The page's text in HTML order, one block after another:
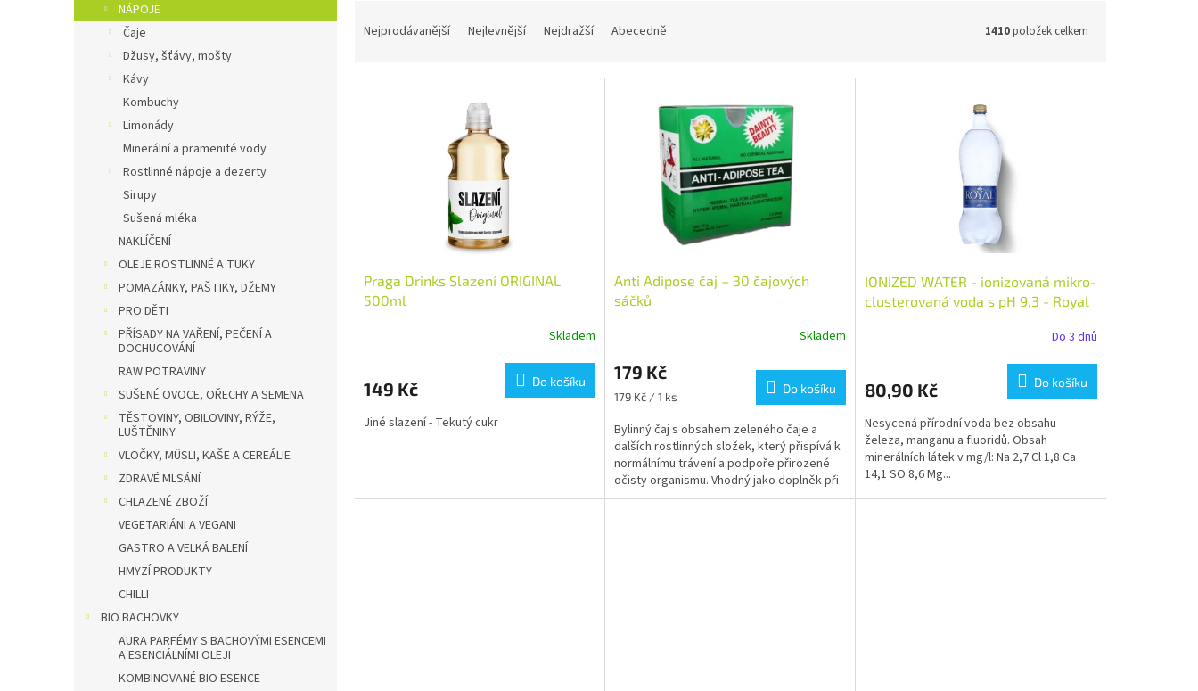
NÁPOJE
Čaje
Džusy, šťávy, mošty
Kávy
Kombuchy
Limonády
Minerální a pramenité vody
Rostlinné nápoje a dezerty
Sirupy
Sušená mléka
NAKLÍČENÍ
OLEJE ROSTLINNÉ A TUKY
POMAZÁNKY, PAŠTIKY, DŽEMY
PRO DĚTI
PŘÍSADY NA VAŘENÍ, PEČENÍ A
DOCHUCOVÁNÍ
RAW POTRAVINY
SUŠENÉ OVOCE, OŘECHY A SEMENA
TĚSTOVINY, OBILOVINY, RÝŽE,
LUŠTĚNINY
VLOČKY, MÜSLI, KAŠE A CEREÁLIE
ZDRAVÉ MLSÁNÍ
CHLAZENÉ ZBOŽÍ
VEGETARIÁNI A VEGANI
GASTRO A VELKÁ BALENÍ
HMYZÍ PRODUKTY
CHILLI
BIO BACHOVKY
AURA PARFÉMY S BACHOVÝMI ESENCEMI
A ESENCIÁLNÍMI OLEJI
KOMBINOVANÉ BIO ESENCE
Nejprodávanější Nejlevnější Nejdražší Abecedně 1410položek celkem
Praga Drinks Slazení ORIGINAL
500ml
je
z
Skladem
149 Kč Do košíku
Jiné slazení - Tekutý cukr
Anti Adipose čaj – 30 čajových
sáčků
produktu
je
5,0
z
5
hvězdiček.
Skladem
179 Kč
Měrná
179 Kč / 1 ks
Do košíku
Bylinný čaj s obsahem zeleného čaje a
dalších rostlinných složek, který přispívá k
normálnímu trávení a podpoře přirozené
očisty organismu. Vhodný jako doplněk při
zdravém...
IONIZED WATER - ionizovaná mikro-
clusterovaná voda s pH 9,3 - Royal
Do 3 dnů
80,90 Kč Do košíku
Nesycená přírodní voda bez obsahu
železa, manganu a fluoridů. Obsah
minerálních látek v mg/l: Na 2,7 Cl 1,8 Ca
14,1 SO 8,6 Mg...